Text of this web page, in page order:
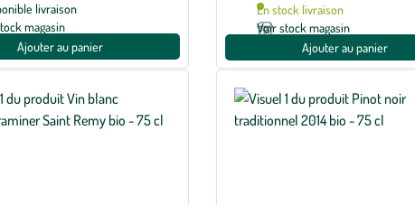
livraison
magasin
Ajouter au panier
En stock livraison
Voir stock magasin
Ajouter au panier